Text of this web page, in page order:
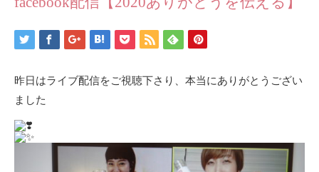
昨日はライブ配信をご視聴下さり、本当にありがとうござい
ました